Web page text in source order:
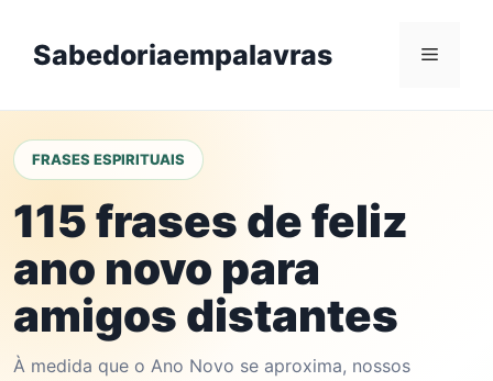
contentSabedoriaempalavras Menu
FRASES ESPIRITUAIS
115 frases de feliz
ano novo para
amigos distantes
À medida que o Ano Novo se aproxima, nossos